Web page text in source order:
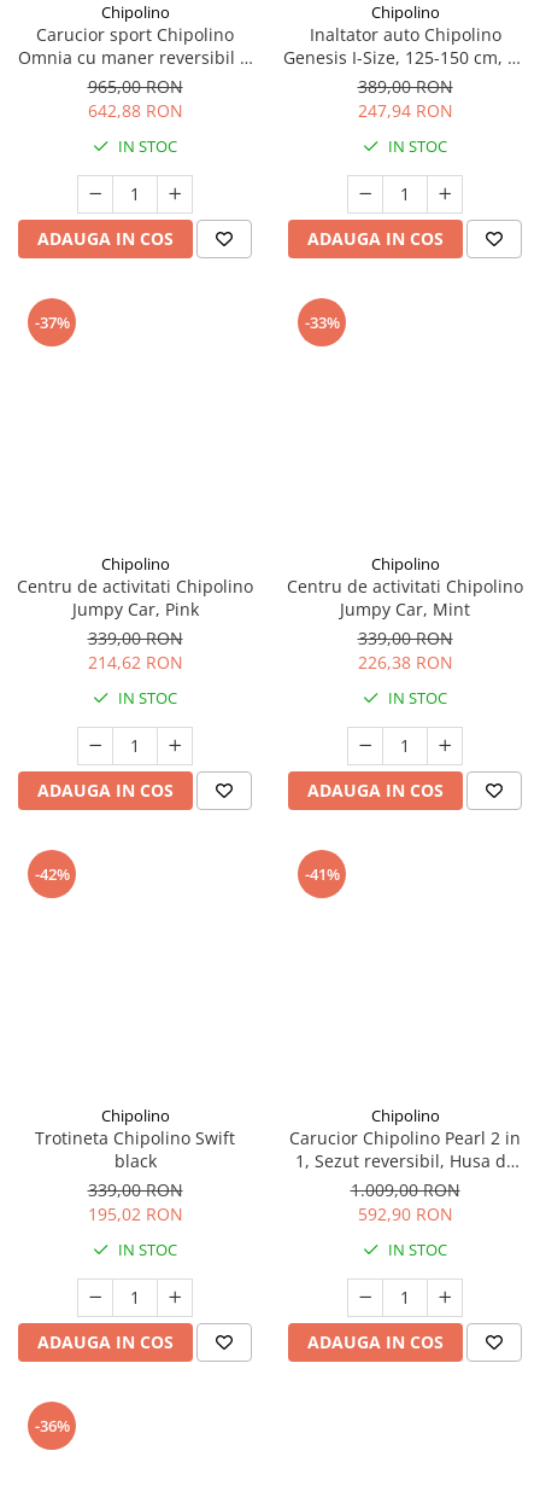
Chipolino
Carucior sport Chipolino
Omnia cu maner reversibil si
husa picioare, Cashmere
965,00 RON
642,88 RON
IN STOC
ADAUGA IN COS
Chipolino
Inaltator auto Chipolino
Genesis I-Size, 125-150 cm, cu
sistem Isofix, Noir
389,00 RON
247,94 RON
IN STOC
ADAUGA IN COS
-37%
Chipolino
Centru de activitati Chipolino
Jumpy Car, Pink
339,00 RON
214,62 RON
IN STOC
ADAUGA IN COS
-33%
Chipolino
Centru de activitati Chipolino
Jumpy Car, Mint
339,00 RON
226,38 RON
IN STOC
ADAUGA IN COS
-42%
Chipolino
Trotineta Chipolino Swift
black
339,00 RON
195,02 RON
IN STOC
ADAUGA IN COS
-41%
Chipolino
Carucior Chipolino Pearl 2 in
1, Sezut reversibil, Husa de
picioare, Gentuta parinti,
Pana la 22 kg, Noir
1.009,00 RON
592,90 RON
IN STOC
ADAUGA IN COS
-36%